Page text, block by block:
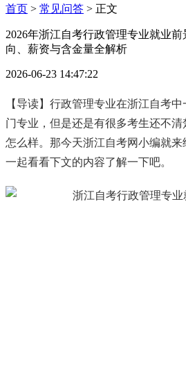
首页 > 常见问答 > 正文
2026年浙江自考行政管理专业就业
向、薪资与含金量全解析
2026-06-23 14:47:22
【导读】行政管理专业在浙江自考
门专业，但是还是有很多考生还不
怎么样。那今天浙江自考网小编就
一起看看下文的内容了解一下吧。